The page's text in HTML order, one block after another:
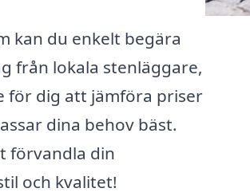
kan du enkelt begära
från lokala stenläggare,
för dig att jämföra priser
dina behov bäst.
förvandla din
och kvalitet!